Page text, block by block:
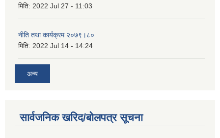
मिति: 2022 Jul 27 - 11:03
नीति तथा कार्यक्रम २०७९।८०
मिति: 2022 Jul 14 - 14:24
अन्य
सार्वजनिक खरिद/बोलपत्र सूचना